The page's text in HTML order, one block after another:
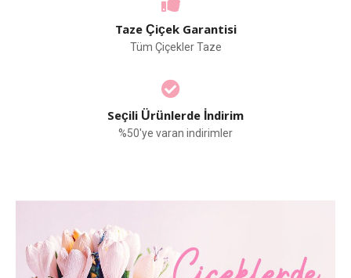
Taze Çiçek Garantisi
Tüm Çiçekler Taze
Seçili Ürünlerde İndirim
%50'ye varan indirimler